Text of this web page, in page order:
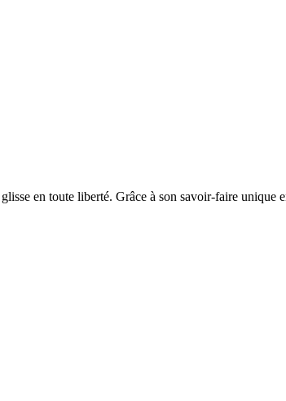
en toute liberté. Grâce à son savoir-faire unique